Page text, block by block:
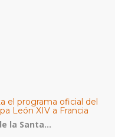
el programa oficial del
León XIV a Francia
la Santa...